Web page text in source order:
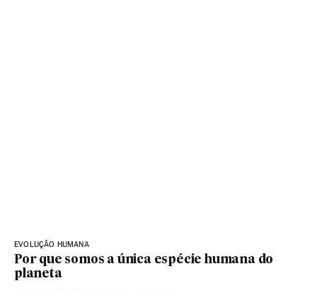
EVOLUÇÃO HUMANA
Por que somos a única espécie humana do
planeta